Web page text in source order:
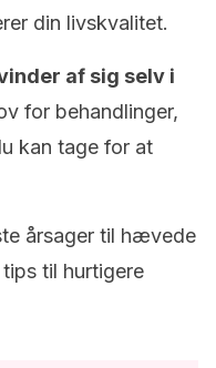
din livskvalitet.
af sig selv i
for behandlinger,
kan tage for at
årsager til hævede
til hurtigere